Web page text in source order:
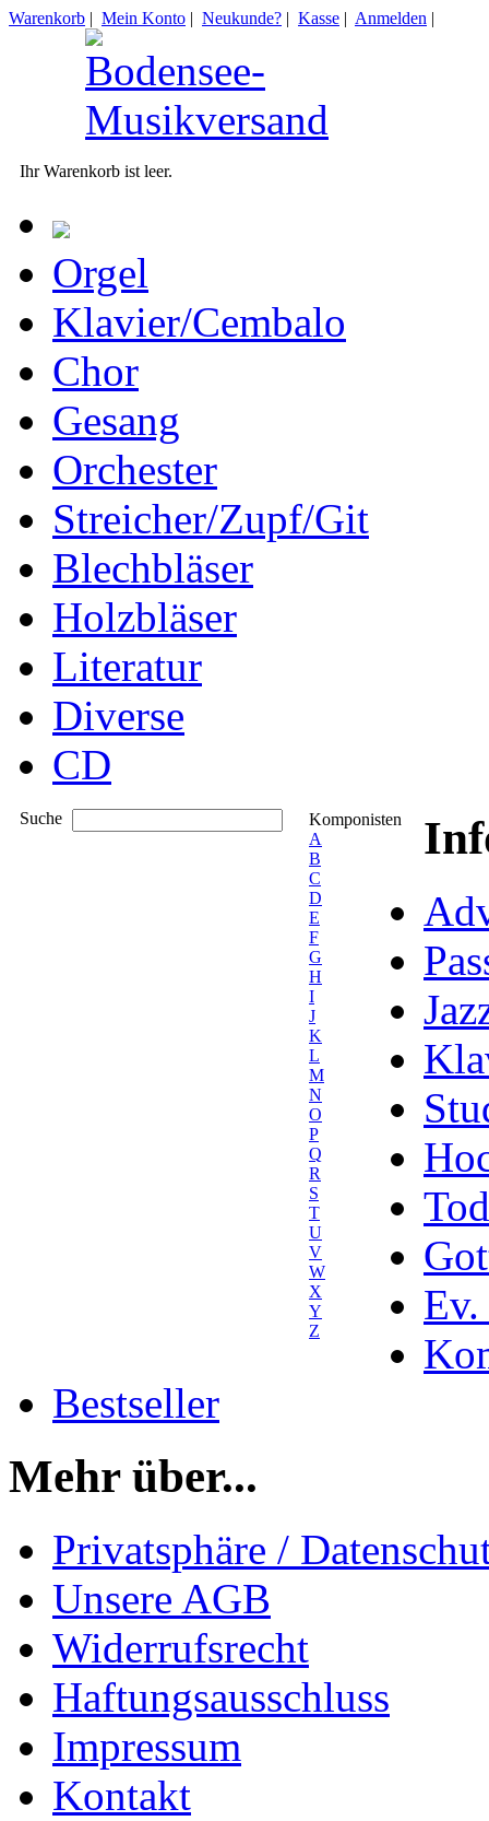
Warenkorb | Mein Konto | Neukunde? | Kasse | Anmelden |
Ihr Warenkorb ist leer.
Orgel
Klavier/Cembalo
Chor
Gesang
Orchester
Streicher/Zupf/Git
Blechbläser
Holzbläser
Literatur
Diverse
CD
Suche
Komponisten
A
B
C
D
E
F
G
H
I
J
K
L
M
N
O
P
Q
R
S
T
U
V
W
X
Y
Z
Ev.
Bestseller
Mehr über...
Privatsphäre /
Unsere AGB
Widerrufsrecht
Haftungsausschluss
Impressum
Kontakt